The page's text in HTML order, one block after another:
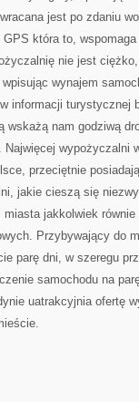
jest po zdaniu
która to,
nie jest
wynajem
informacji turystycznej
nam godziwą
wypożyczalni
przeciętnie
jakie cieszą się
jakkolwiek równie
Przybywający do
parę dni, w szeregu
samochodu na
uatrakcyjnia ofertę